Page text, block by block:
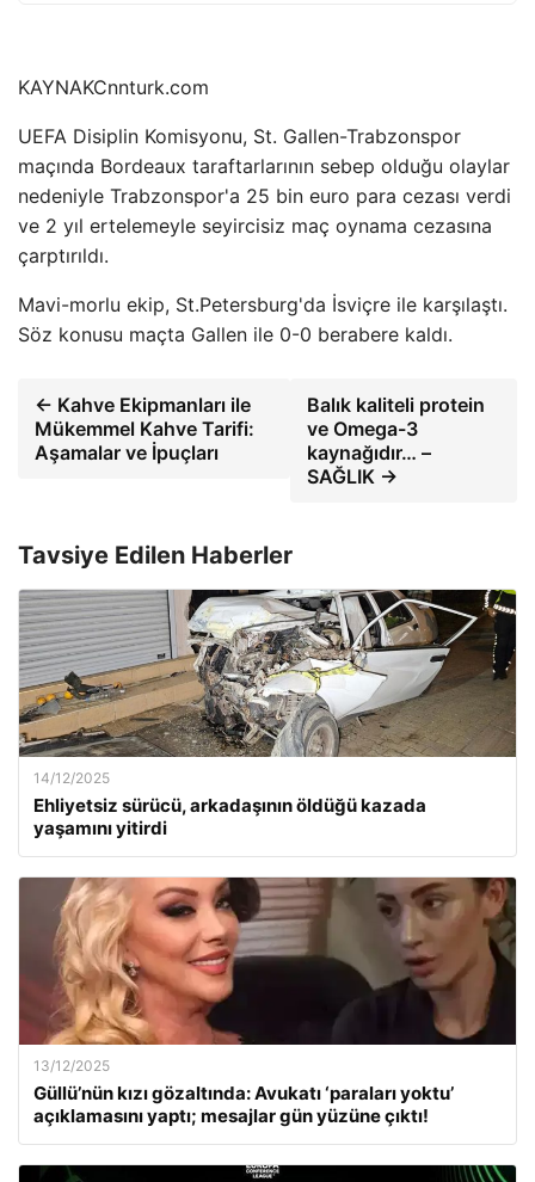
KAYNAKCnnturk.com
UEFA Disiplin Komisyonu, St. Gallen-Trabzonspor
maçında Bordeaux taraftarlarının sebep olduğu olaylar
nedeniyle Trabzonspor'a 25 bin euro para cezası verdi
ve 2 yıl ertelemeyle seyircisiz maç oynama cezasına
çarptırıldı.
Mavi-morlu ekip, St.Petersburg'da İsviçre ile karşılaştı.
Söz konusu maçta Gallen ile 0-0 berabere kaldı.
← Kahve Ekipmanları ile
Mükemmel Kahve Tarifi:
Aşamalar ve İpuçları
Balık kaliteli protein
ve Omega-3
kaynağıdır… –
SAĞLIK →
Tavsiye Edilen Haberler
14/12/2025
Ehliyetsiz sürücü, arkadaşının öldüğü kazada
yaşamını yitirdi
13/12/2025
Güllü’nün kızı gözaltında: Avukatı ‘paraları yoktu’
açıklamasını yaptı; mesajlar gün yüzüne çıktı!